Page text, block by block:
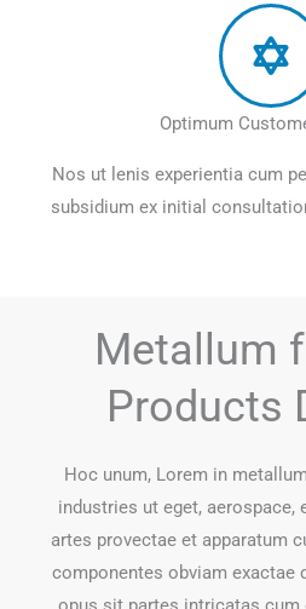
Optimum
Nos ut lenis experientia cum
subsidium ex initial
Metallum
Products
Hoc unum, Lorem in
industries ut eget, aerospace,
artes provectae et apparatum
componentes obviam exactae